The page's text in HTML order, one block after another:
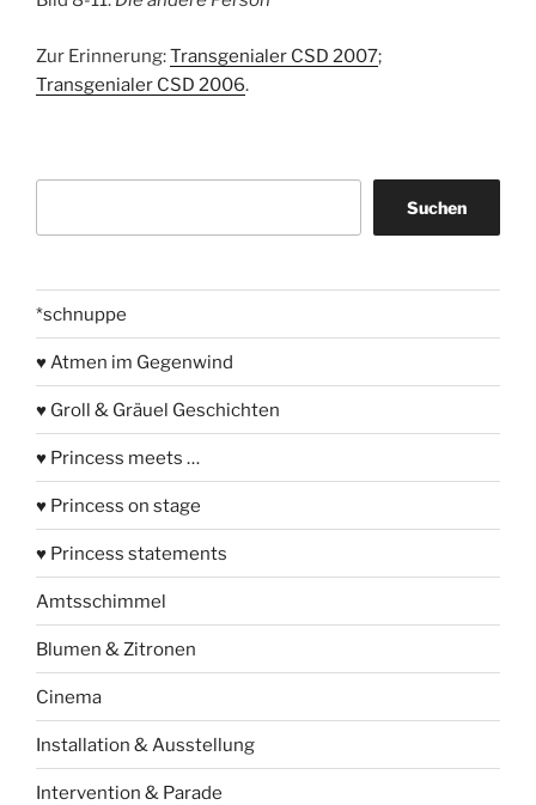
Zur Erinnerung:Transgenialer CSD 2007;
Transgenialer CSD 2006.
Suchen
*schnuppe
♥ Atmen im Gegenwind
♥ Groll & Gräuel Geschichten
♥ Princess meets …
♥ Princess on stage
♥ Princess statements
Amtsschimmel
Blumen & Zitronen
Cinema
Installation & Ausstellung
Intervention & Parade